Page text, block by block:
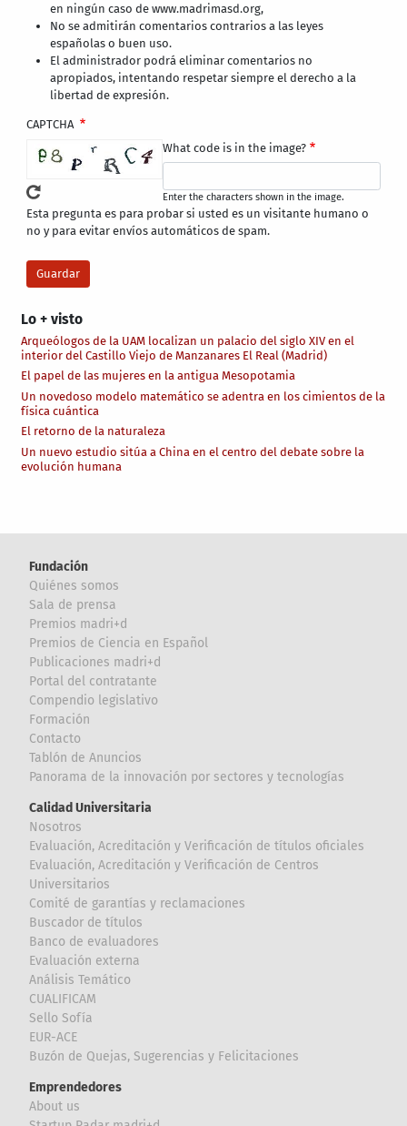
Lo + visto
Arqueólogos de la UAM localizan un palacio del siglo XIV en el
interior del Castillo Viejo de Manzanares El Real (Madrid)
El papel de las mujeres en la antigua Mesopotamia
Un novedoso modelo matemático se adentra en los cimientos de la
física cuántica
El retorno de la naturaleza
Un nuevo estudio sitúa a China en el centro del debate sobre la
evolución humana
en ningún caso de www.madrimasd.org,
No se admitirán comentarios contrarios a las leyes
españolas o buen uso.
El administrador podrá eliminar comentarios no
apropiados, intentando respetar siempre el derecho a la
libertad de expresión.
CAPTCHA
What code is in the image?
Enter the characters shown in the image.
Esta pregunta es para probar si usted es un visitante humano o
no y para evitar envíos automáticos de spam.
Fundación
Quiénes somos
Sala de prensa
Premios madri+d
Premios de Ciencia en Español
Publicaciones madri+d
Portal del contratante
Compendio legislativo
Formación
Contacto
Tablón de Anuncios
Panorama de la innovación por sectores y tecnologías
Calidad Universitaria
Nosotros
Evaluación, Acreditación y Verificación de títulos oficiales
Evaluación, Acreditación y Verificación de Centros
Universitarios
Comité de garantías y reclamaciones
Buscador de títulos
Banco de evaluadores
Evaluación externa
Análisis Temático
CUALIFICAM
Sello Sofía
EUR-ACE
Buzón de Quejas, Sugerencias y Felicitaciones
Emprendedores
About us